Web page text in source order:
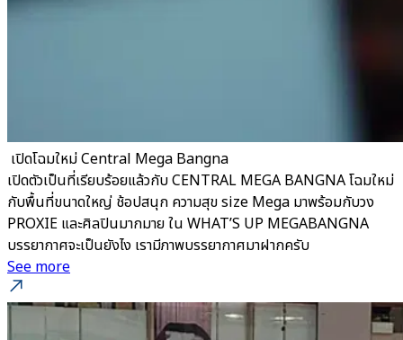
​ เปิดโฉมใหม่ Central Mega Bangna
เปิดตัวเป็นที่เรียบร้อยแล้วกับ CENTRAL MEGA BANGNA โฉมใหม่
กับพื้นที่ขนาดใหญ่ ช้อปสนุก ความสุข size Mega มาพร้อมกับวง
PROXIE และศิลปินมากมาย ใน WHAT’S UP MEGABANGNA
บรรยากาศจะเป็นยังไง เรามีภาพบรรยากาศมาฝากครับ
See more